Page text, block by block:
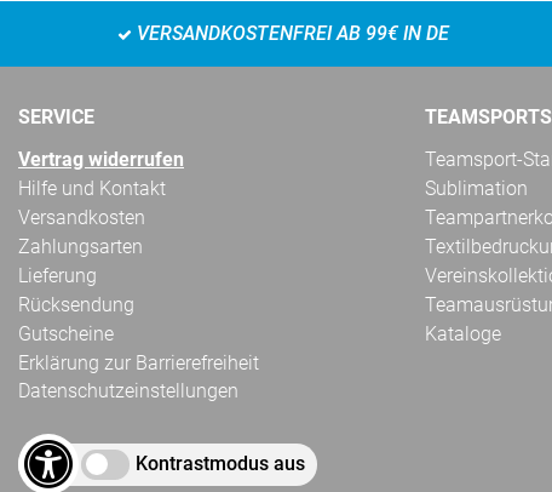
VERSANDKOSTENFREI AB 99€ IN DE
SERVICE
Vertrag widerrufen
Hilfe und Kontakt
Versandkosten
Zahlungsarten
Lieferung
Rücksendung
Gutscheine
Erklärung zur Barrierefreiheit
Datenschutzeinstellungen
Kontrastmodus aus
Teamsport-
Sublimation
Kataloge